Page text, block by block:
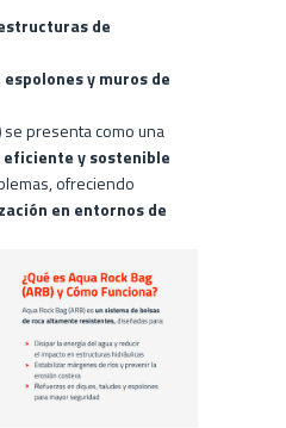
de
y muros de
se presenta como una
y sostenible
ofreciendo
en entornos de